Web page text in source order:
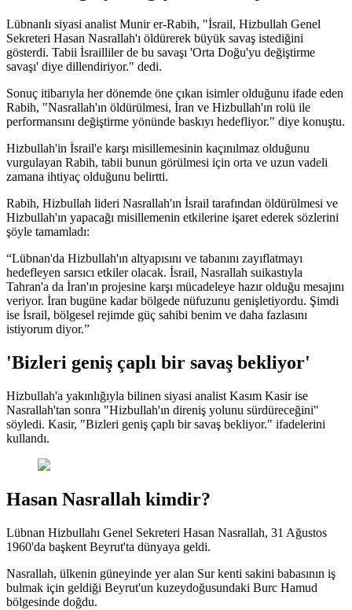
Lübnanlı siyasi analist Munir er-Rabih, "İsrail, Hizbullah Genel
Sekreteri Hasan Nasrallah'ı öldürerek büyük savaş istediğini
gösterdi. Tabii İsrailliler de bu savaşı 'Orta Doğu'yu değiştirme
savaşı' diye dillendiriyor." dedi.
Sonuç itibarıyla her dönemde öne çıkan isimler olduğunu ifade eden
Rabih, "Nasrallah'ın öldürülmesi, İran ve Hizbullah'ın rolü ile
performansını değiştirme yönünde baskıyı hedefliyor." diye konuştu.
Hizbullah'in İsrail'e karşı misillemesinin kaçınılmaz olduğunu
vurgulayan Rabih, tabii bunun görülmesi için orta ve uzun vadeli
zamana ihtiyaç olduğunu belirtti.
Rabih, Hizbullah lideri Nasrallah'ın İsrail tarafından öldürülmesi ve
Hizbullah'ın yapacağı misillemenin etkilerine işaret ederek sözlerini
şöyle tamamladı:
“Lübnan'da Hizbullah'ın altyapısını ve tabanını zayıflatmayı
hedefleyen sarsıcı etkiler olacak. İsrail, Nasrallah suikastıyla
Tahran'a da İran'ın projesine karşı mücadeleye hazır olduğu mesajını
veriyor. İran bugüne kadar bölgede nüfuzunu genişletiyordu. Şimdi
ise İsrail, bölgesel rejimde güç sahibi benim ve daha fazlasını
istiyorum diyor.”
'Bizleri geniş çaplı bir savaş bekliyor'
Hizbullah'a yakınlığıyla bilinen siyasi analist Kasım Kasir ise
Nasrallah'tan sonra "Hizbullah'ın direniş yolunu sürdüreceğini"
söyledi. Kasir, "Bizleri geniş çaplı bir savaş bekliyor." ifadelerini
kullandı.
Hasan Nasrallah kimdir?
Lübnan Hizbullahı Genel Sekreteri Hasan Nasrallah, 31 Ağustos
1960'da başkent Beyrut'ta dünyaya geldi.
Nasrallah, ülkenin güneyinde yer alan Sur kenti sakini babasının iş
bulmak için geldiği Beyrut'un kuzeydoğusundaki Burc Hamud
bölgesinde doğdu.